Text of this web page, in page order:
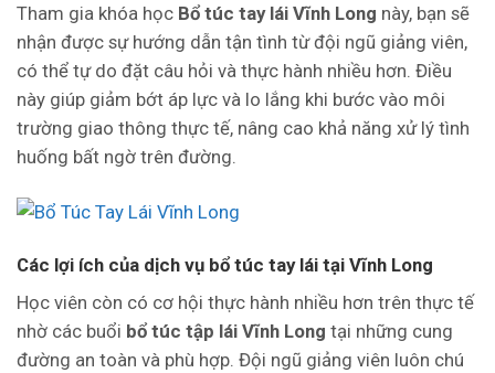
Tham gia khóa học Bổ túc tay lái Vĩnh Long này, bạn sẽ
nhận được sự hướng dẫn tận tình từ đội ngũ giảng viên,
có thể tự do đặt câu hỏi và thực hành nhiều hơn. Điều
này giúp giảm bớt áp lực và lo lắng khi bước vào môi
trường giao thông thực tế, nâng cao khả năng xử lý tình
huống bất ngờ trên đường.
Các lợi ích của dịch vụ bổ túc tay lái tại Vĩnh Long
Học viên còn có cơ hội thực hành nhiều hơn trên thực tế
nhờ các buổi bổ túc tập lái Vĩnh Long tại những cung
đường an toàn và phù hợp. Đội ngũ giảng viên luôn chú